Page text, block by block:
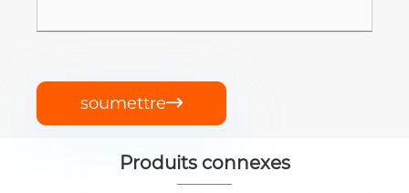
soumettre
Produits connexes